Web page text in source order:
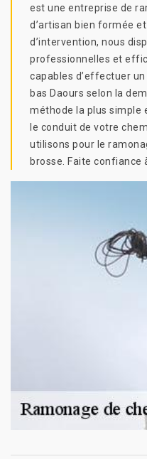
est une entreprise de
d’artisan bien formée
d’intervention, nous
professionnelles et
capables d’effectuer
bas Daours selon la
méthode la plus simple
le conduit de votre
utilisons pour le
brosse. Faite confiance